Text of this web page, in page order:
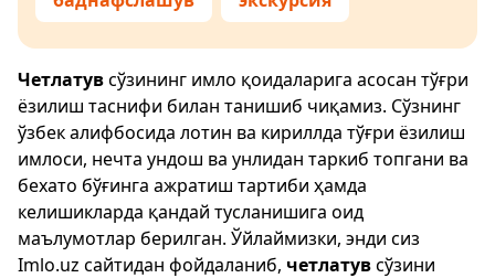
Четлатувсўзининг имло қоидаларига асосан тўғри
ёзилиш таснифи билан танишиб чиқамиз. Сўзнинг
ўзбек алифбосида лотин ва кириллда тўғри ёзилиш
имлоси, нечта ундош ва унлидан таркиб топгани ва
бехато бўғинга ажратиш тартиби ҳамда
келишикларда қандай тусланишига оид
маълумотлар берилган. Ўйлаймизки, энди сиз
Imlo.uz сайтидан фойдаланиб, четлатувсўзини